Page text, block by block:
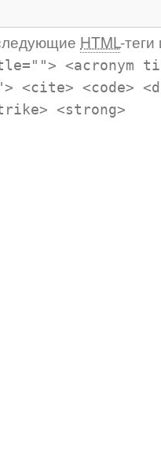
HTML-
<acronym
<cite> <code>
<strong>